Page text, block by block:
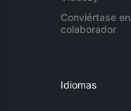
Conviértase en
colaborador
Idiomas